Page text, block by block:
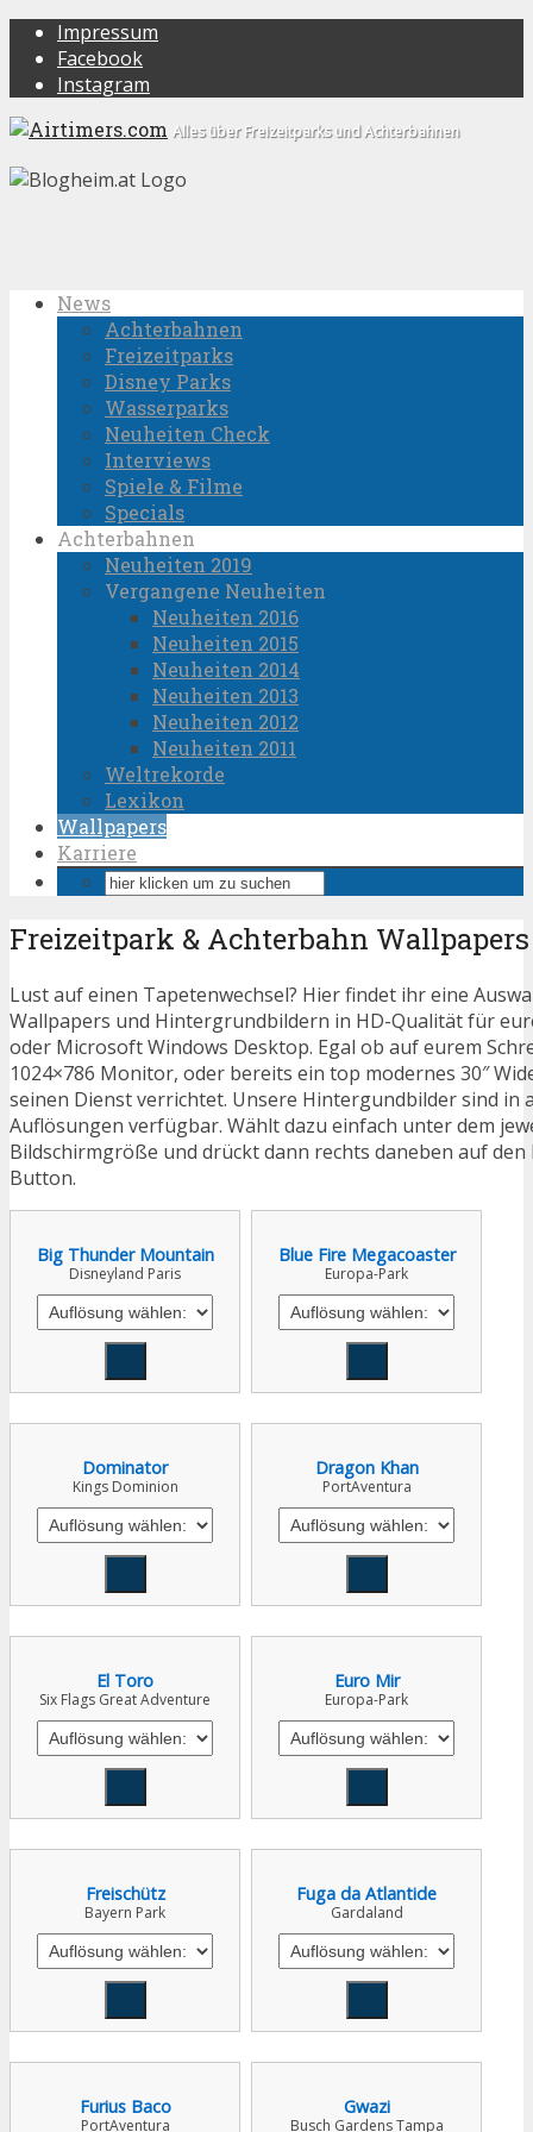
Impressum
Facebook
Instagram
Alles über Freizeitparks und Achterbahnen
News
Achterbahnen
Freizeitparks
Disney Parks
Wasserparks
Neuheiten Check
Interviews
Spiele & Filme
Specials
Achterbahnen
Neuheiten 2019
Vergangene Neuheiten
Neuheiten 2016
Neuheiten 2015
Neuheiten 2014
Neuheiten 2013
Neuheiten 2012
Neuheiten 2011
Weltrekorde
Lexikon
Wallpapers
Karriere
Freizeitpark & Achterbahn Wallpapers
Lust auf einen Tapetenwechsel? Hier findet ihr eine
Wallpapers und Hintergrundbildern in HD-Qualität für
oder Microsoft Windows Desktop. Egal ob auf eurem
1024×786 Monitor, oder bereits ein top modernes 30″
seinen Dienst verrichtet. Unsere Hintergundbilder sind in
Auflösungen verfügbar. Wählt dazu einfach unter dem
Bildschirmgröße und drückt dann rechts daneben auf
Button.
Big Thunder Mountain
Disneyland Paris
Blue Fire Megacoaster
Europa-Park
Dominator
Kings Dominion
Dragon Khan
PortAventura
El Toro
Six Flags Great Adventure
Euro Mir
Europa-Park
Freischütz
Bayern Park
Fuga da Atlantide
Gardaland
Furius Baco
PortAventura
Gwazi
Busch Gardens Tampa